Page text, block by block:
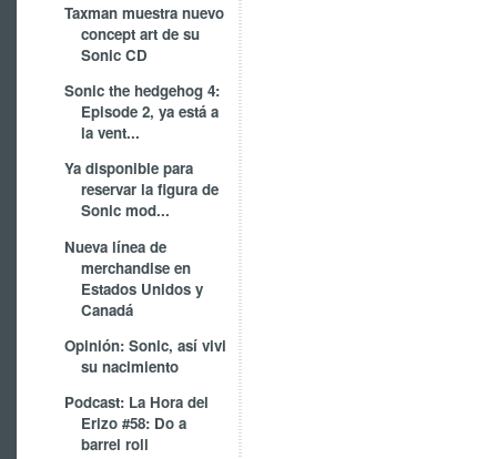
Taxman muestra nuevo
concept art de su
Sonic CD
Sonic the hedgehog 4:
Episode 2, ya está a
la vent...
Ya disponible para
reservar la figura de
Sonic mod...
Nueva línea de
merchandise en
Estados Unidos y
Canadá
Opinión: Sonic, así vivi
su nacimiento
Podcast: La Hora del
Erizo #58: Do a
barrel roll